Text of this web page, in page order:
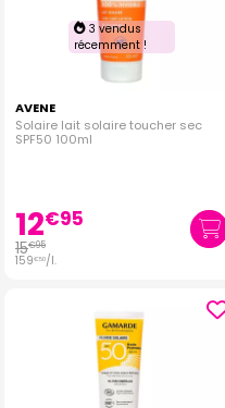
3 vendus
récemment !
AVENE
Solaire lait solaire toucher sec
SPF50 100ml
12€95
15€95
159€50/l.